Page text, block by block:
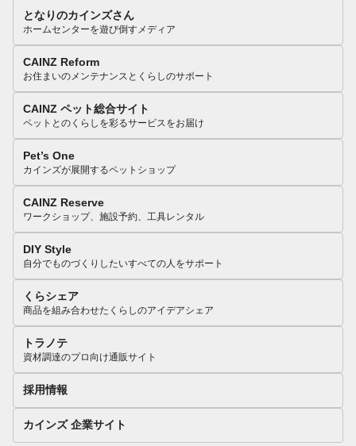
となりのカインズさん
ホームセンターを遊び倒すメディア
CAINZ Reform
お住まいのメンテナンスとくらしのサポート
CAINZ ペット総合サイト
ペットとのくらしを彩るサービスをお届け
Pet’s One
カインズが展開するペットショップ
CAINZ Reserve
ワークショップ、施設予約、工具レンタル
DIY Style
自分でものづくりしたいすべての人をサポート
くらシェア
商品を組み合わせたくらしのアイデアシェア
トラノテ
資材調達のプロ向け通販サイト
採用情報
カインズ 企業サイト